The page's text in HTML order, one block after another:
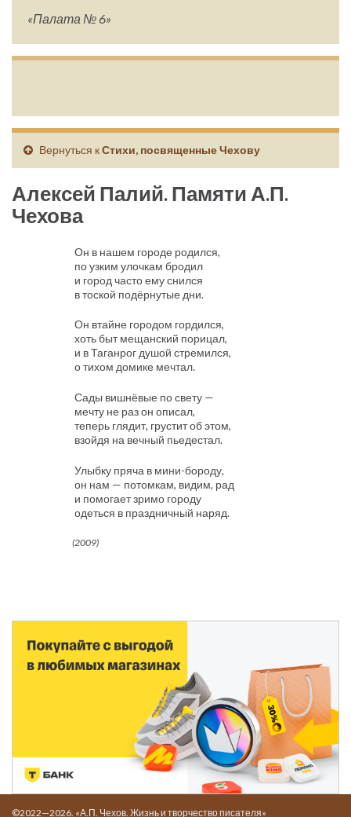
«Палата № 6»
Вернуться кСтихи, посвященные Чехову
Алексей Палий. Памяти А.П.
Чехова
Он в нашем городе родился,
по узким улочкам бродил
и город часто ему снился
в тоской подёрнутые дни.
Он втайне городом гордился,
хоть быт мещанский порицал,
и в Таганрог душой стремился,
о тихом домике мечтал.
Сады вишнёвые по свету —
мечту не раз он описал,
теперь глядит, грустит об этом,
взойдя на вечный пьедестал.
Улыбку пряча в мини-бороду,
он нам — потомкам, видим, рад
и помогает зримо городу
одеться в праздничный наряд.
(2009)
©2022—2026. «А.П. Чехов. Жизнь и творчество писателя»